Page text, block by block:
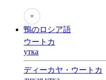
♥
鴨のロシア語
ウートカ
утка
ディーカヤ・ウートカ